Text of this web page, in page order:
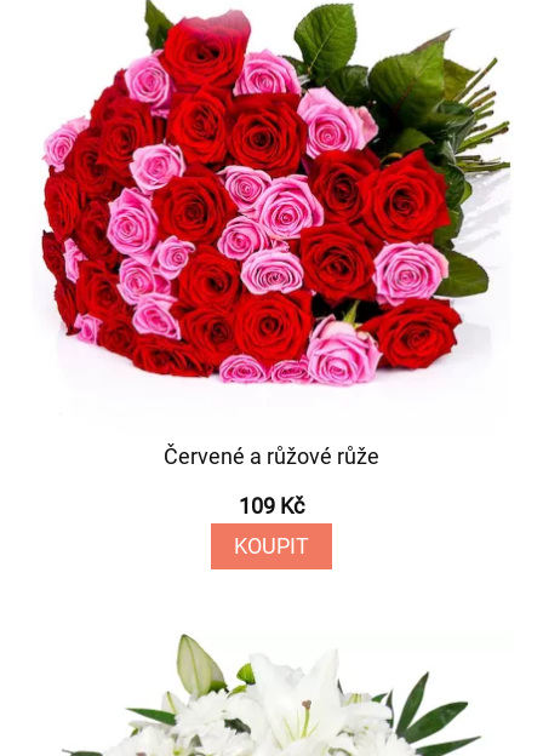
Červené a růžové růže
109 Kč
KOUPIT